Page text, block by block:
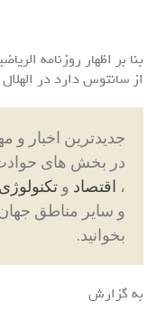
بنا بر اظهار روزنامه
از سانتوس دارد در
در بخش های
، اقتصاد و تکنولوژی
و سایر مناطق
بخوانید.
به گزارش